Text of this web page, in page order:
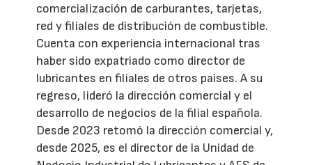
comercialización de carburantes, tarjetas,
red y filiales de distribución de combustible.
Cuenta con experiencia internacional tras
haber sido expatriado como director de
lubricantes en filiales de otros países. A su
regreso, lideró la dirección comercial y el
desarrollo de negocios de la filial española.
Desde 2023 retomó la dirección comercial y,
desde 2025, es el director de la Unidad de